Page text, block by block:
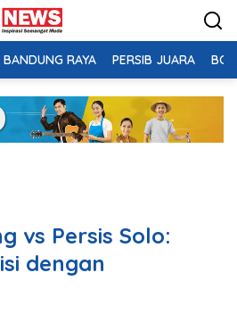
BANDUNG RAYA PERSIB JUARA
vs Persis Solo:
dengan